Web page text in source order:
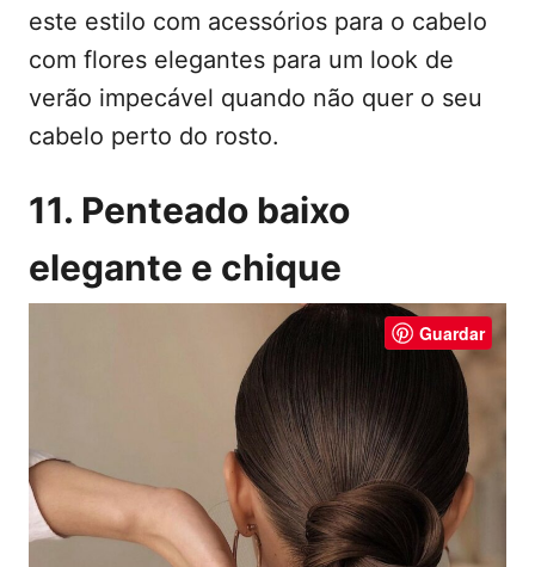
este estilo com acessórios para o cabelo
com flores elegantes para um look de
verão impecável quando não quer o seu
cabelo perto do rosto.
11. Penteado baixo
elegante e chique
Guardar